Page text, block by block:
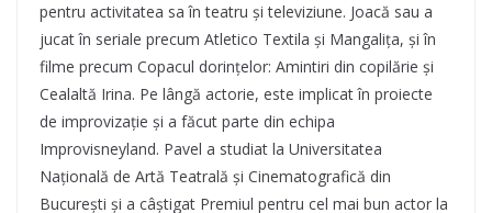
pentru activitatea sa în teatru și televiziune. Joacă sau a
jucat în seriale precum Atletico Textila și Mangalița, și în
filme precum Copacul dorințelor: Amintiri din copilărie și
Cealaltă Irina. Pe lângă actorie, este implicat în proiecte
de improvizație și a făcut parte din echipa
Improvisneyland. Pavel a studiat la Universitatea
Națională de Artă Teatrală și Cinematografică din
București și a câștigat Premiul pentru cel mai bun actor la